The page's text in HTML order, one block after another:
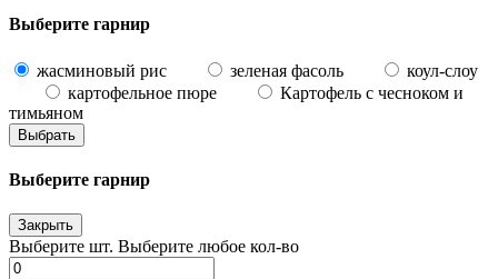
Выберите гарнир
жасминовый рис зеленая фасоль
коул-слоу
картофельное пюре
Картофель с чесноком и
тимьяном
Выбрать
Выберите гарнир
Закрыть
Выберите шт. Выберите любое кол-во